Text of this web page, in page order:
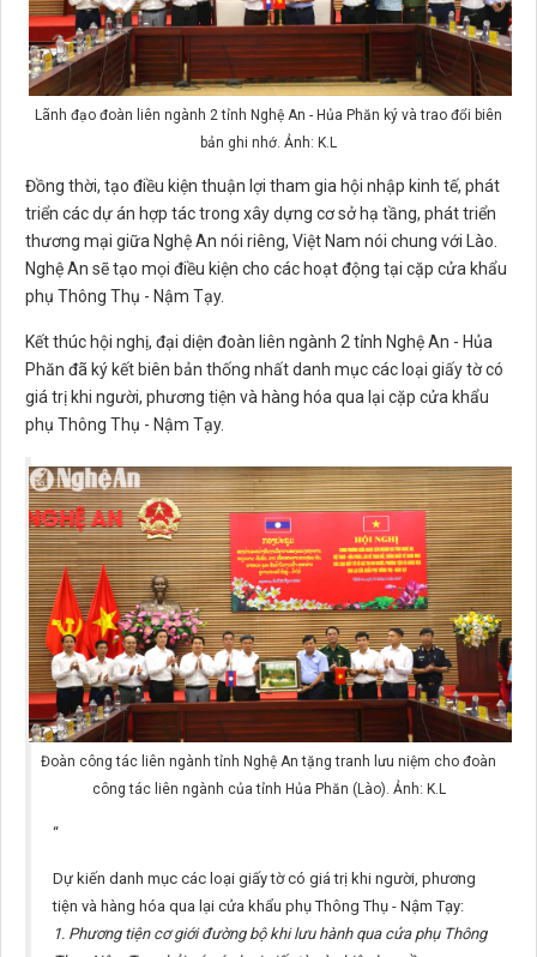
Lãnh đạo đoàn liên ngành 2 tỉnh Nghệ An - Hủa Phăn ký và trao đổi biên
bản ghi nhớ. Ảnh: K.L
Đồng thời, tạo điều kiện thuận lợi tham gia hội nhập kinh tế, phát
triển các dự án hợp tác trong xây dựng cơ sở hạ tầng, phát triển
thương mại giữa Nghệ An nói riêng, Việt Nam nói chung với Lào.
Nghệ An sẽ tạo mọi điều kiện cho các hoạt động tại cặp cửa khẩu
phụ Thông Thụ - Nậm Tạy.
Kết thúc hội nghị, đại diện đoàn liên ngành 2 tỉnh Nghệ An - Hủa
Phăn đã ký kết biên bản thống nhất danh mục các loại giấy tờ có
giá trị khi người, phương tiện và hàng hóa qua lại cặp cửa khẩu
phụ Thông Thụ - Nậm Tạy.
Đoàn công tác liên ngành tỉnh Nghệ An tặng tranh lưu niệm cho đoàn
công tác liên ngành của tỉnh Hủa Phăn (Lào). Ảnh: K.L
“
Dự kiến danh mục các loại giấy tờ có giá trị khi người, phương
tiện và hàng hóa qua lại cửa khẩu phụ Thông Thụ - Nậm Tạy:
1. Phương tiện cơ giới đường bộ khi lưu hành qua cửa phụ Thông